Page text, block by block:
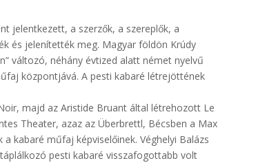
jelentkezett, a szerzők, a szereplők, a
és jelenítették meg. Magyar földön Krúdy
változó, néhány évtized alatt német nyelvű
központjává. A pesti kabaré létrejöttének
majd az Aristide Bruant által létrehozott Le
Theater, azaz az Überbrettl, Bécsben a Max
kabaré műfaj képviselőinek. Véghelyi Balázs
pesti kabaré visszafogottabb volt